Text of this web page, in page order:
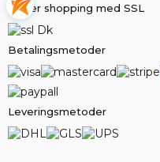
Sikker shopping med SSL
Betalingsmetoder
Leveringsmetoder